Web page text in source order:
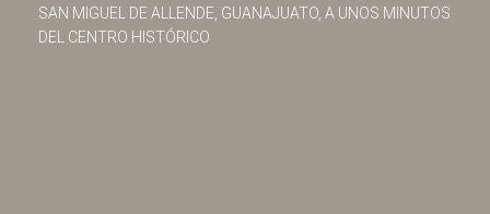
SAN MIGUEL DE ALLENDE, GUANAJUATO, A UNOS MINUTOS
DEL CENTRO HISTÓRICO